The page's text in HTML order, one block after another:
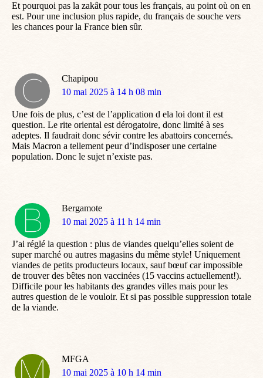
Et pourquoi pas la zakât pour tous les français, au point où on en
est. Pour une inclusion plus rapide, du français de souche vers
les chances pour la France bien sûr.
Chapipou
dit
10 mai 2025 à 14 h 08 min
Une fois de plus, c’est de l’application d ela loi dont il est
question. Le rite oriental est dérogatoire, donc limité à ses
adeptes. Il faudrait donc sévir contre les abattoirs concernés.
Mais Macron a tellement peur d’indisposer une certaine
population. Donc le sujet n’existe pas.
Bergamote
dit
10 mai 2025 à 11 h 14 min
J’ai réglé la question : plus de viandes quelqu’elles soient de
super marché ou autres magasins du même style! Uniquement
viandes de petits producteurs locaux, sauf bœuf car impossible
de trouver des bêtes non vaccinées (15 vaccins actuellement!).
Difficile pour les habitants des grandes villes mais pour les
autres question de le vouloir. Et si pas possible suppression totale
de la viande.
MFGA
dit
10 mai 2025 à 10 h 14 min